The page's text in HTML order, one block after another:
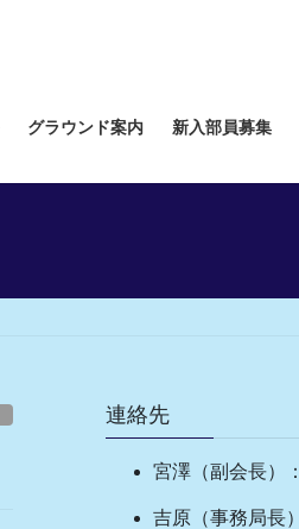
グラウンド案内 新入部員募集
連絡先
宮澤（副会長）
吉原（事務局長